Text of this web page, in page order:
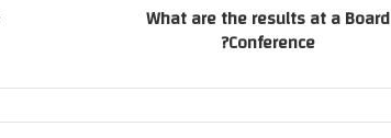
What are the results at a Board
Conference?